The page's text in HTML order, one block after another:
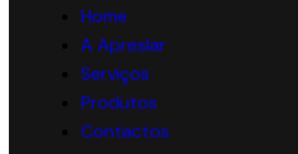
Home
A Apreslar
Serviços
Produtos
Contactos